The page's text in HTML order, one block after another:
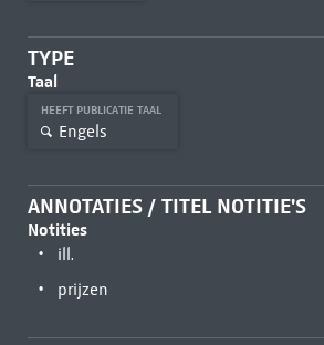
TYPE
Taal
HEEFT PUBLICATIE TAAL
Engels
ANNOTATIES / TITEL NOTITIE'S
Notities
ill.
prijzen